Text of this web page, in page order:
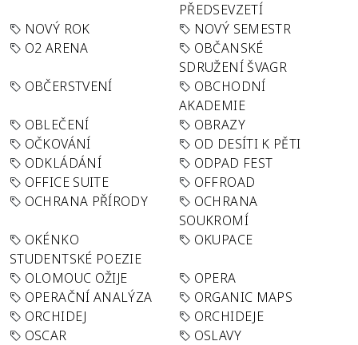
PŘEDSEVZETÍ
NOVÝ ROK
NOVÝ SEMESTR
O2 ARENA
OBČANSKÉ
SDRUŽENÍ ŠVAGR
OBČERSTVENÍ
OBCHODNÍ
AKADEMIE
OBLEČENÍ
OBRAZY
OČKOVÁNÍ
OD DESÍTI K PĚTI
ODKLÁDÁNÍ
ODPAD FEST
OFFICE SUITE
OFFROAD
OCHRANA PŘÍRODY
OCHRANA
SOUKROMÍ
OKÉNKO
STUDENTSKÉ POEZIE
OKUPACE
OLOMOUC OŽIJE
OPERA
OPERAČNÍ ANALÝZA
ORGANIC MAPS
ORCHIDEJ
ORCHIDEJE
OSCAR
OSLAVY